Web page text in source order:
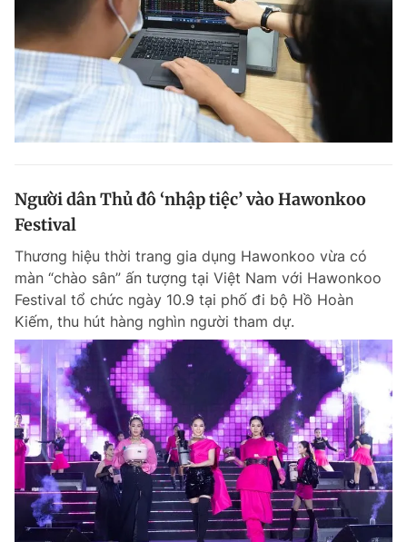
Người dân Thủ đô ‘nhập tiệc’ vào Hawonkoo
Festival
Thương hiệu thời trang gia dụng Hawonkoo vừa có
màn “chào sân” ấn tượng tại Việt Nam với Hawonkoo
Festival tổ chức ngày 10.9 tại phố đi bộ Hồ Hoàn
Kiếm, thu hút hàng nghìn người tham dự.